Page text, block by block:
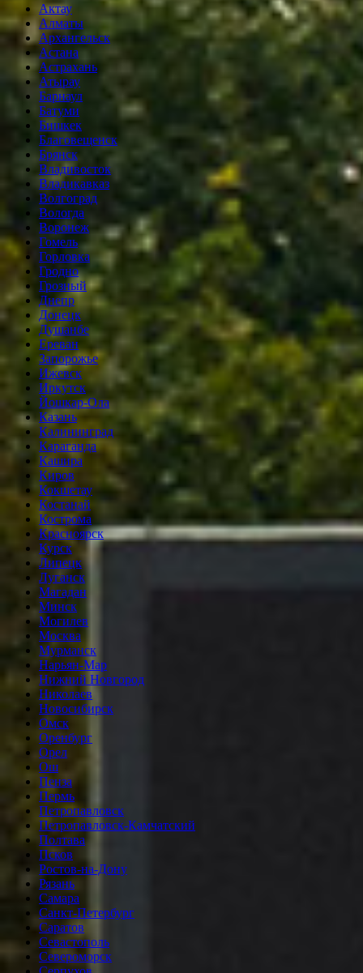
Актау
Алматы
Архангельск
Астана
Астрахань
Атырау
Барнаул
Батуми
Бишкек
Благовещенск
Брянск
Владивосток
Владикавказ
Волгоград
Вологда
Воронеж
Гомель
Горловка
Гродно
Грозный
Днепр
Донецк
Душанбе
Ереван
Запорожье
Ижевск
Иркутск
Йошкар-Ола
Казань
Калининград
Караганда
Кашира
Киров
Кокшетау
Костанай
Кострома
Красноярск
Курск
Липецк
Луганск
Магадан
Минск
Могилев
Москва
Мурманск
Нарьян-Мар
Нижний Новгород
Николаев
Новосибирск
Омск
Оренбург
Орел
Ош
Пенза
Пермь
Петропавловск
Петропавловск-Камчатский
Полтава
Псков
Ростов-на-Дону
Рязань
Самара
Санкт-Петербург
Саратов
Севастополь
Североморск